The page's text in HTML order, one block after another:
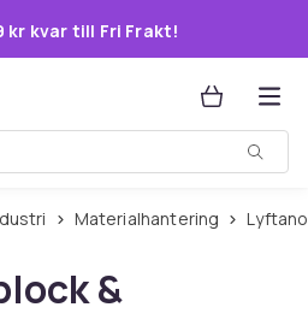
kr kvar till Fri Frakt!
Materialhantering
&